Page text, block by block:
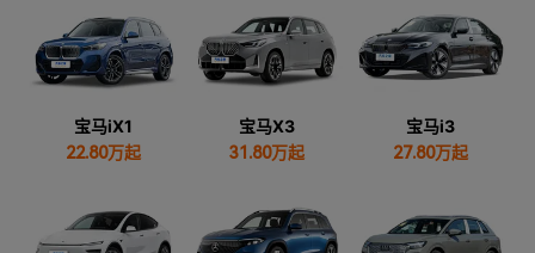
宝马iX1
22.80万起
宝马X3
31.80万起
宝马i3
27.80万起